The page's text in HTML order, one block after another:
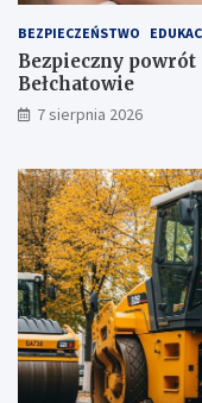
u
ż
,
t
u
ż
BEZPIECZEŃSTWO
Bezpieczny
Bełchatowie
7 sierpnia 2026